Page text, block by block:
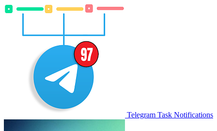
Telegram Task Notifications